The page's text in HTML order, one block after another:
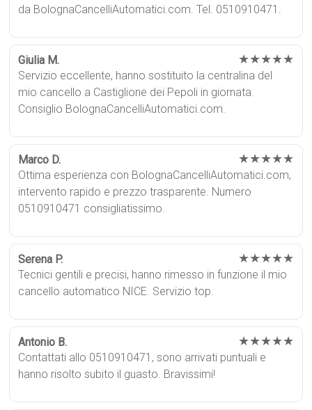
da BolognaCancelliAutomatici.com. Tel. 0510910471.
Giulia M. ★★★★★
Servizio eccellente, hanno sostituito la centralina del
mio cancello a Castiglione dei Pepoli in giornata.
Consiglio BolognaCancelliAutomatici.com.
Marco D. ★★★★★
Ottima esperienza con BolognaCancelliAutomatici.com,
intervento rapido e prezzo trasparente. Numero
0510910471 consigliatissimo.
Serena P. ★★★★★
Tecnici gentili e precisi, hanno rimesso in funzione il mio
cancello automatico NICE. Servizio top.
Antonio B. ★★★★★
Contattati allo 0510910471, sono arrivati puntuali e
hanno risolto subito il guasto. Bravissimi!